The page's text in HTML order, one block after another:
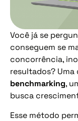
Você já se
conseguem se
concorrência,
resultados? Uma
benchmarking,
busca
Esse método